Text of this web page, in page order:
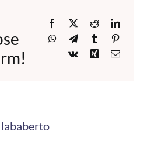
Facebook
X Reddit
WhatsApp
TelegramTumblr
Vk
XingEmail
lababerto